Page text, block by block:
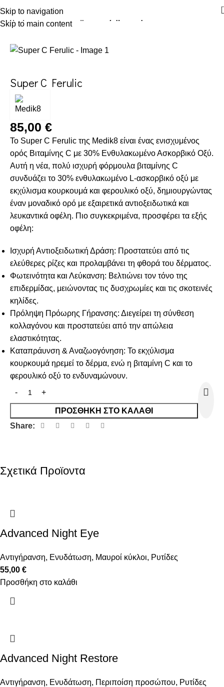
Skip to navigation
Skip to main content
Αρχική σελίδα Κατάστημα
Super C Ferulic
85,00 €
Το Super C Ferulic της Medik8 είναι ένας ενισχυμένος
ορός Βιταμίνης C με 30% Ενθυλακωμένο Ασκορβικό Οξύ.
Αυτή η νέα, πολύ ισχυρή φόρμουλα βιταμίνης C
συνδυάζει το 30% ενθυλακωμένο L-ασκορβικό οξύ με
εκχύλισμα κουρκουμά και φερουλικό οξύ, δημιουργώντας
έναν μοναδικό ορό με εξαιρετικά αντιοξειδωτικά και
λευκαντικά οφέλη. Πιο συγκεκριμένα, προσφέρει τα εξής
οφέλη:
Ισχυρή Αντιοξειδωτική Δράση: Προστατεύει από τις
ελεύθερες ρίζες και προλαμβάνει τη φθορά του δέρματος.
Φωτεινότητα και Λεύκανση: Βελτιώνει τον τόνο της
επιδερμίδας, μειώνοντας τις δυσχρωμίες και τις σκοτεινές
κηλίδες.
Πρόληψη Πρόωρης Γήρανσης: Διεγείρει τη σύνθεση
κολλαγόνου και προστατεύει από την απώλεια
ελαστικότητας.
Καταπράυνση & Αναζωογόνηση: Το εκχύλισμα
κουρκουμά ηρεμεί το δέρμα, ενώ η βιταμίνη C και το
φερουλικό οξύ το ενδυναμώνουν.
ΠΡΟΣΘΉΚΗ ΣΤΟ ΚΑΛΆΘΙ
Share:
Σχετικά Προϊοντα
Advanced Night Eye
Αντιγήρανση, Ενυδάτωση, Μαυροί κύκλοι, Ρυτίδες
55,00 €
Προσθήκη στο καλάθι
Advanced Night Restore
Αντιγήρανση, Ενυδάτωση, Περιποίση προσώπου, Ρυτίδες